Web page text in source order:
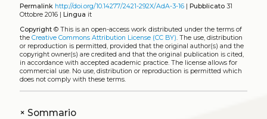
Permalink http://doi.org/10.14277/2421-292X/AdA-3-16| Pubblicato31
Ottobre 2016 | Lingua it
Copyright© This is an open-access work distributed under the terms of
the Creative Commons Attribution License (CC BY). The use, distribution
or reproduction is permitted, provided that the original author(s) and the
copyright owner(s) are credited and that the original publication is cited,
in accordance with accepted academic practice. The license allows for
commercial use. No use, distribution or reproduction is permitted which
does not comply with these terms.
+Sommario